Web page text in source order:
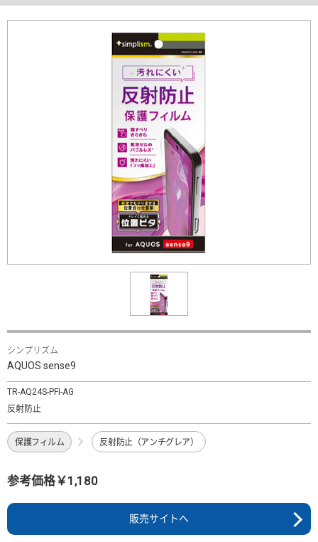
シンプリズム
AQUOS sense9
TR-AQ24S-PFI-AG
反射防止
保護フィルム 反射防止（アンチグレア）
参考価格￥1,180
販売サイトへ